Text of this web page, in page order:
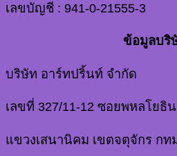
เลขบัญชี : 941-0-21555-3
ข้อมูลบริ
บริษัท อาร์ทปริ้นท์ จำกัด
เลขที่ 327/11-12 ซอยพหลโยธิ
แขวงเสนานิคม เขตจตุจักร กท